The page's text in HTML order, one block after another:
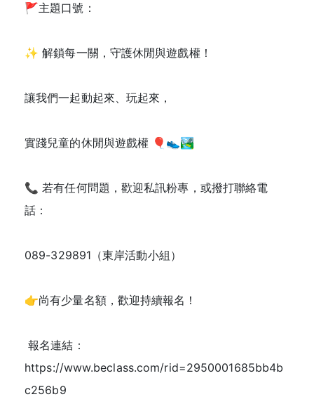
🚩主題口號：
✨ 解鎖每一關，守護休閒與遊戲權！
讓我們一起動起來、玩起來，
實踐兒童的休閒與遊戲權 🎈👟🏞️
📞 若有任何問題，歡迎私訊粉專，或撥打聯絡電
話：
089-329891（東岸活動小組）
👉尚有少量名額，歡迎持續報名！
報名連結：
https://www.beclass.com/rid=2950001685bb4b
c256b9